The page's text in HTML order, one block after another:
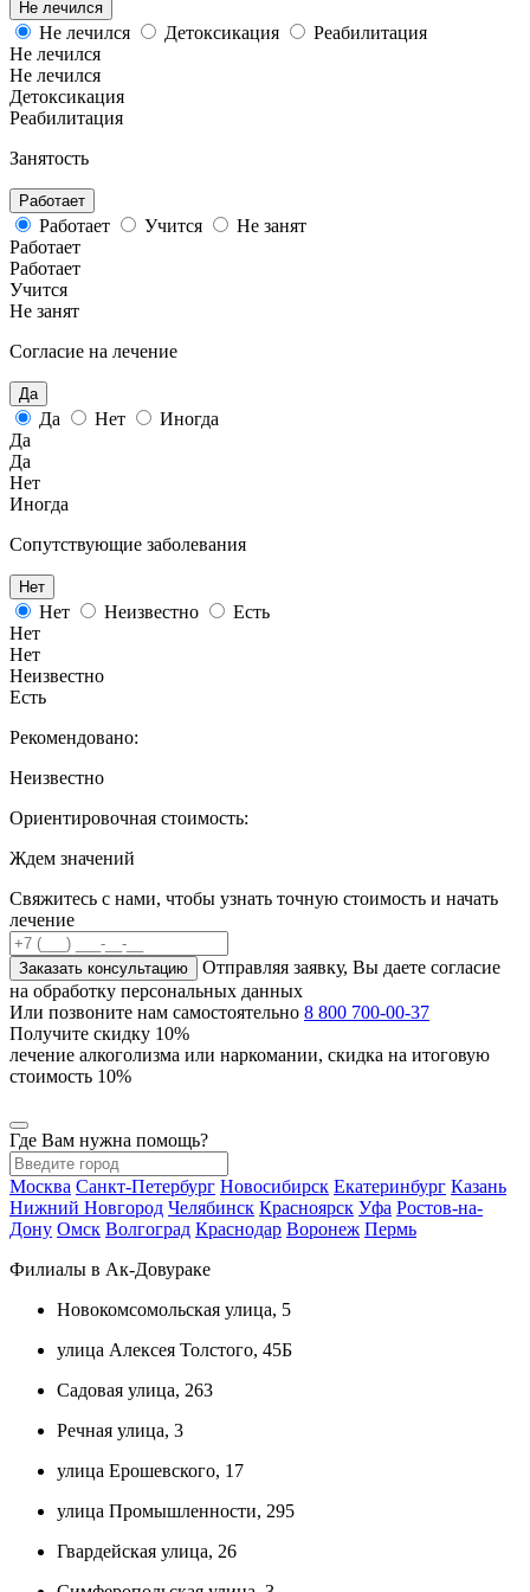
Не лечился
Не лечился Детоксикация
Реабилитация
Не лечился
Не лечился
Детоксикация
Реабилитация
Занятость
Работает
Работает Учится
Не занят
Работает
Работает
Учится
Не занят
Согласие на лечение
Да
Да Нет
Иногда
Да
Да
Нет
Иногда
Сопутствующие заболевания
Нет
Нет Неизвестно
Есть
Нет
Нет
Неизвестно
Есть
Рекомендовано:
Неизвестно
Ориентировочная стоимость:
Ждем значений
Свяжитесь с нами, чтобы узнать точную стоимость и начать
лечение
Заказать консультацию
Отправляя заявку, Вы даете согласие
на обработку персональных данных
Или позвоните нам самостоятельно 8 800 700-00-37
Получите скидку 10%
лечение алкоголизма или наркомании, скидка на итоговую
стоимость 10%
Где Вам нужна помощь?
Москва Санкт-Петербург Новосибирск Екатеринбург Казань
Нижний Новгород Челябинск Красноярск Уфа Ростов-на-
Дону Омск Волгоград Краснодар Воронеж Пермь
Филиалы в Ак-Довураке
Новокомсомольская улица, 5
улица Алексея Толстого, 45Б
Садовая улица, 263
Речная улица, 3
улица Ерошевского, 17
улица Промышленности, 295
Гвардейская улица, 26